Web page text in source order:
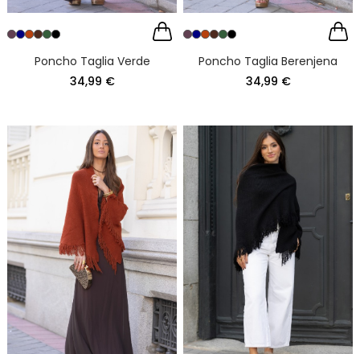
Poncho Taglia Verde
34,99 €
Poncho Taglia Berenjena
34,99 €